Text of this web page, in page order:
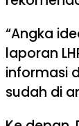
“Angka
laporan
informasi
sudah di